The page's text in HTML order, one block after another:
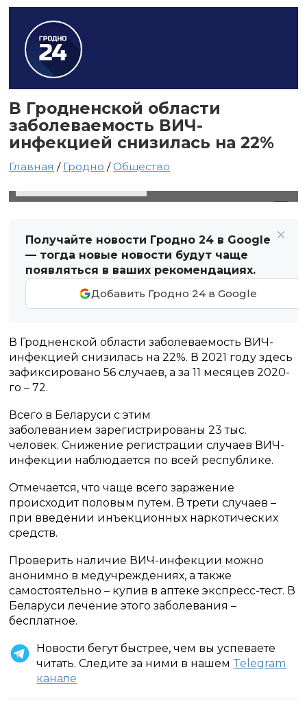
В Гродненской области
заболеваемость ВИЧ-
инфекцией снизилась на 22%
Главная / Гродно /Общество
Получайте новости Гродно 24 в Google
— тогда новые новости будут чаще
появляться в ваших рекомендациях.
Добавить Гродно 24 в Google
В Гродненской области заболеваемость ВИЧ-
инфекцией снизилась на 22%. В 2021 году здесь
зафиксировано 56 случаев, а за 11 месяцев 2020-
го – 72.
Всего в Беларуси с этим
заболеванием зарегистрированы 23 тыс.
человек. Снижение регистрации случаев ВИЧ-
инфекции наблюдается по всей республике.
Отмечается, что чаще всего заражение
происходит половым путем. В трети случаев –
при введении инъекционных наркотических
средств.
Проверить наличие ВИЧ-инфекции можно
анонимно в медучреждениях, а также
самостоятельно – купив в аптеке экспресс-тест. В
Беларуси лечение этого заболевания –
бесплатное.
Новости бегут быстрее, чем вы успеваете
читать. Следите за ними в нашем Telegram
канале